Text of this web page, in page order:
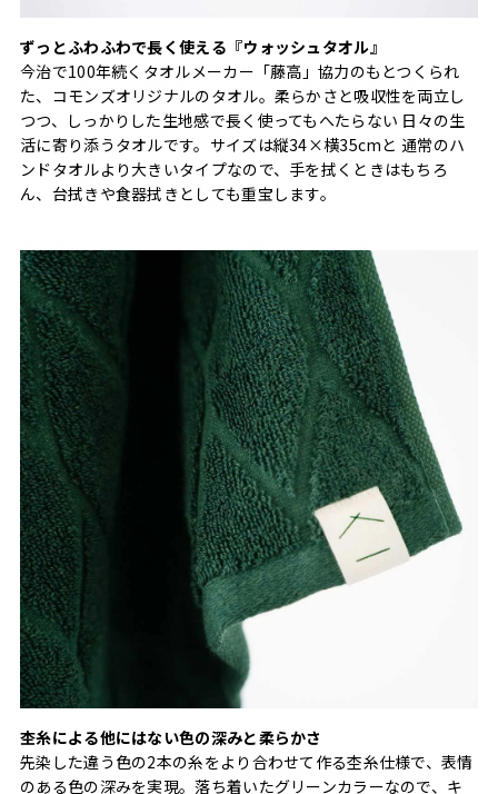
ずっとふわふわで長く使える『ウォッシュタオル』
今治で100年続くタオルメーカー「藤高」協力のもとつくられ
た、コモンズオリジナルのタオル。柔らかさと吸収性を両立し
つつ、しっかりした生地感で長く使ってもへたらない 日々の生
活に寄り添うタオルです。サイズは縦34×横35cmと 通常のハ
ンドタオルより大きいタイプなので、手を拭くときはもちろ
ん、台拭きや食器拭きとしても重宝します。
杢糸による他にはない色の深みと柔らかさ
先染した違う色の2本の糸をより合わせて作る杢糸仕様で、表情
のある色の深みを実現。落ち着いたグリーンカラーなので、キ